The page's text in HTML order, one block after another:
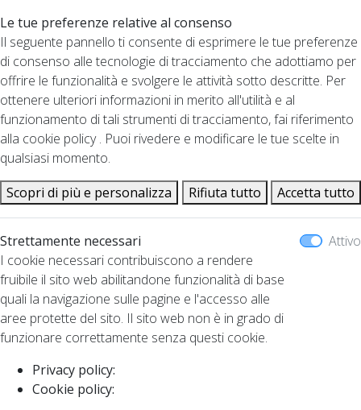
Le tue preferenze relative al consenso
Il seguente pannello ti consente di esprimere le tue preferenze
di consenso alle tecnologie di tracciamento che adottiamo per
offrire le funzionalità e svolgere le attività sotto descritte. Per
ottenere ulteriori informazioni in merito all'utilità e al
funzionamento di tali strumenti di tracciamento, fai riferimento
alla cookie policy . Puoi rivedere e modificare le tue scelte in
qualsiasi momento.
Scopri di più e personalizza
Rifiuta tutto Accetta tutto
Strettamente necessari
I cookie necessari contribuiscono a rendere
fruibile il sito web abilitandone funzionalità di base
quali la navigazione sulle pagine e l'accesso alle
aree protette del sito. Il sito web non è in grado di
funzionare correttamente senza questi cookie.
Privacy policy:
Cookie policy:
Attivo